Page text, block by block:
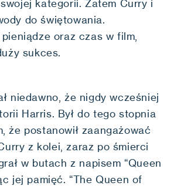
kategorii. Zatem Curry i
do świętowania.
oraz czas w film,
sukces.
niedawno, że nigdy wcześniej
Harris. Był do tego stopnia
że postanowił zaangażować
z kolei, zaraz po śmierci
w butach z napisem “Queen
jej pamięć. “The Queen of